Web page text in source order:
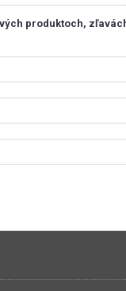
produktoch,